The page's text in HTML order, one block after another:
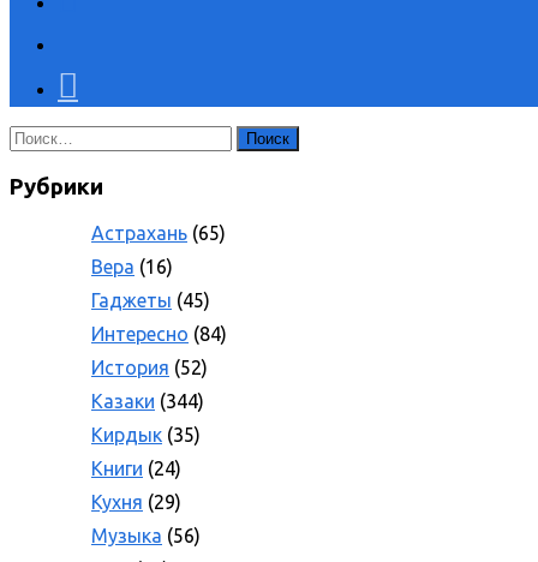
Найти:
Рубрики
Астрахань (65)
Вера (16)
Гаджеты (45)
Интересно (84)
История (52)
Казаки (344)
Кирдык (35)
Книги (24)
Кухня (29)
Музыка (56)